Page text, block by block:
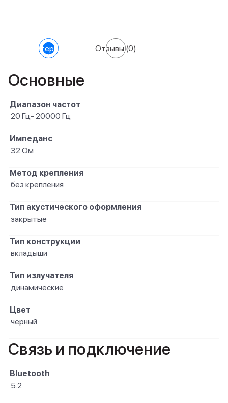
Характеристики Отзывы(0)
Основные
Диапазон частот
20 Гц- 20000 Гц
Импеданс
32 Ом
Метод крепления
без крепления
Тип акустического оформления
закрытые
Тип конструкции
вкладыши
Тип излучателя
динамические
Цвет
черный
Связь и подключение
Bluetooth
5.2